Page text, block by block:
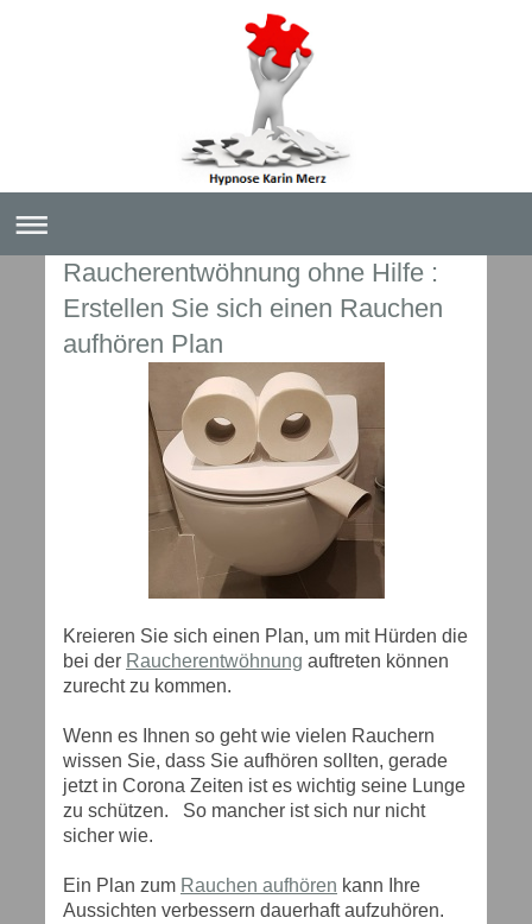
Raucherentwöhnung ohne Hilfe :
Erstellen Sie sich einen Rauchen
aufhören Plan
Kreieren Sie sich einen Plan, um mit Hürden die
bei der Raucherentwöhnung auftreten können
zurecht zu kommen.
Wenn es Ihnen so geht wie vielen Rauchern
wissen Sie, dass Sie aufhören sollten, gerade
jetzt in Corona Zeiten ist es wichtig seine Lunge
zu schützen. So mancher ist sich nur nicht
sicher wie.
Ein Plan zum Rauchen aufhören kann Ihre
Aussichten verbessern dauerhaft aufzuhören.